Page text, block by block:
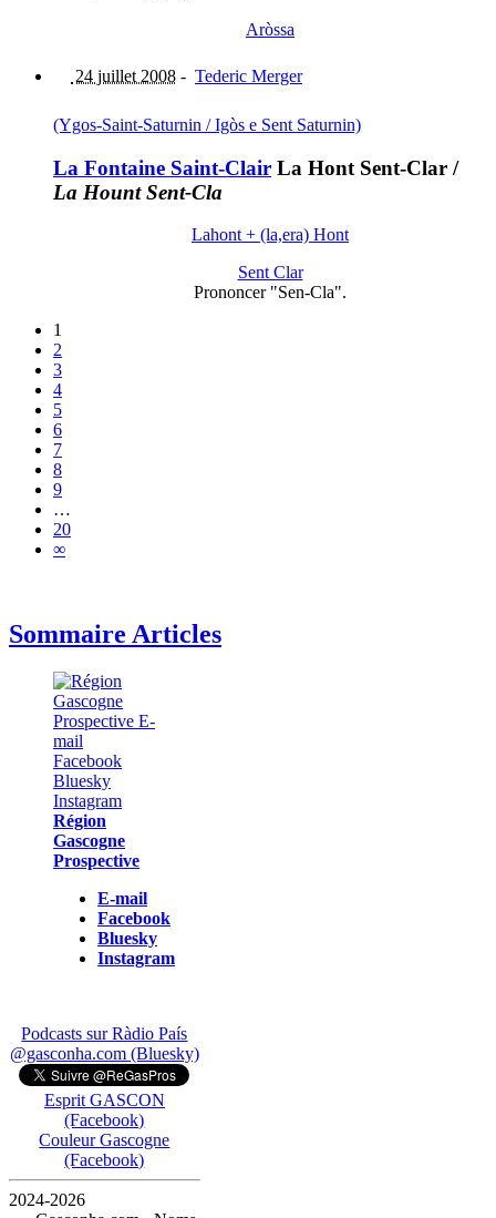
Aròssa
24 juillet 2008 - Tederic Merger
(Ygos-Saint-Saturnin / Igòs e Sent Saturnin)
La Fontaine Saint-Clair La Hont Sent-Clar /
La Hount Sent-Cla
Lahont + (la,era) Hont
Sent Clar
Prononcer "Sen-Cla".
1
2
3
4
5
6
7
8
9
…
20
∞
Sommaire Articles
Région
Gascogne
Prospective
E-mail
Facebook
Bluesky
Instagram
Podcasts sur Ràdio País
@gasconha.com (Bluesky)
Esprit GASCON
(Facebook)
Couleur Gascogne
(Facebook)
2024-2026